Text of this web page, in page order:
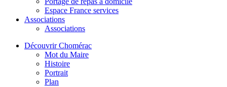
Espace France services
Associations
Associations
Découvrir Chomérac
Mot du Maire
Histoire
Portrait
Plan